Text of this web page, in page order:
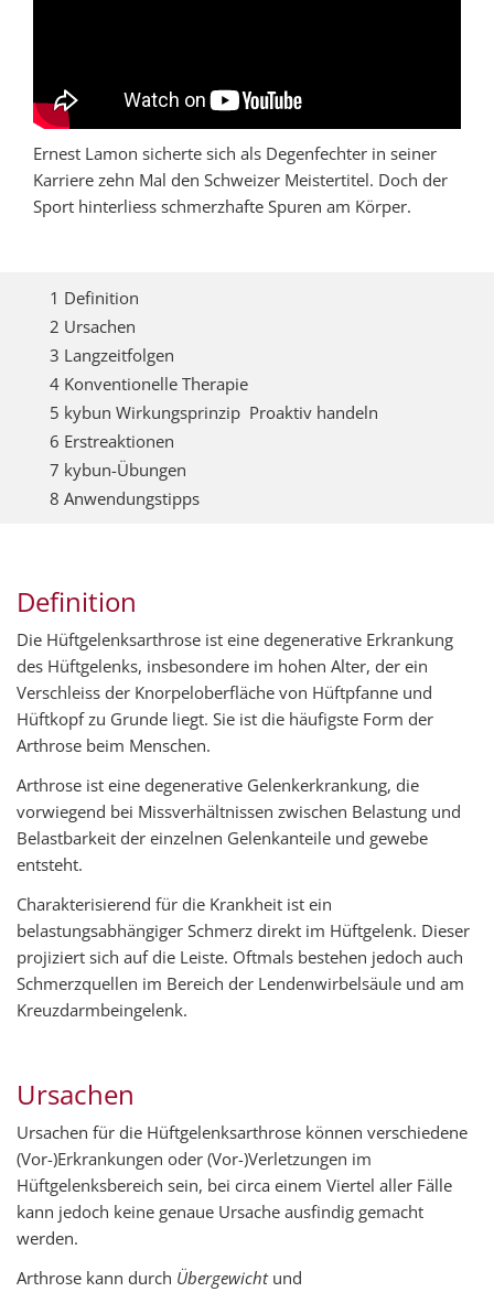
Ernest Lamon sicherte sich als Degenfechter in seiner
Karriere zehn Mal den Schweizer Meistertitel. Doch der
Sport hinterliess schmerzhafte Spuren am Körper.
1 Definition
2 Ursachen
3 Langzeitfolgen
4 Konventionelle Therapie
5 kybun Wirkungsprinzip  Proaktiv handeln
6 Erstreaktionen
7 kybun-Übungen
8 Anwendungstipps
Definition
Die Hüftgelenksarthrose ist eine degenerative Erkrankung
des Hüftgelenks, insbesondere im hohen Alter, der ein
Verschleiss der Knorpeloberfläche von Hüftpfanne und
Hüftkopf zu Grunde liegt. Sie ist die häufigste Form der
Arthrose beim Menschen.
Arthrose ist eine degenerative Gelenkerkrankung, die
vorwiegend bei Missverhältnissen zwischen Belastung und
Belastbarkeit der einzelnen Gelenkanteile und gewebe
entsteht.
Charakterisierend für die Krankheit ist ein
belastungsabhängiger Schmerz direkt im Hüftgelenk. Dieser
projiziert sich auf die Leiste. Oftmals bestehen jedoch auch
Schmerzquellen im Bereich der Lendenwirbelsäule und am
Kreuzdarmbeingelenk.
Ursachen
Ursachen für die Hüftgelenksarthrose können verschiedene
(Vor-)Erkrankungen oder (Vor-)Verletzungen im
Hüftgelenksbereich sein, bei circa einem Viertel aller Fälle
kann jedoch keine genaue Ursache ausfindig gemacht
werden.
Arthrose kann durch Übergewichtund